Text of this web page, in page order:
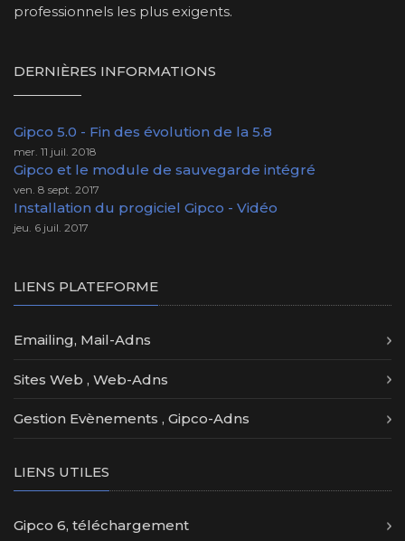
professionnels les plus exigents.
DERNIÈRES INFORMATIONS
Gipco 5.0 - Fin des évolution de la 5.8
mer. 11 juil. 2018
Gipco et le module de sauvegarde intégré
ven. 8 sept. 2017
Installation du progiciel Gipco - Vidéo
jeu. 6 juil. 2017
LIENS PLATEFORME
Emailing, Mail-Adns
Sites Web , Web-Adns
Gestion Evènements , Gipco-Adns
LIENS UTILES
Gipco 6, téléchargement